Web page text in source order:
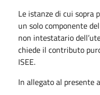
Le istanze di cui sopra
un solo componente
non intestatario
chiede il contributo
ISEE.
In allegato al presente